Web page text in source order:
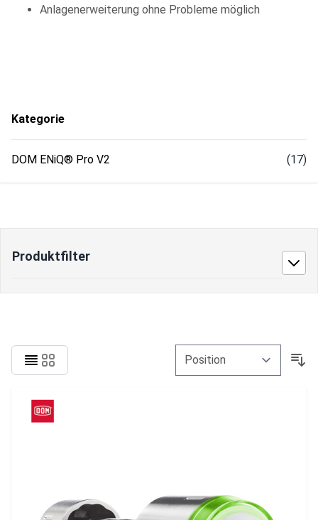
Anlagenerweiterung ohne Probleme möglich
Produktfilter
Kategorie
DOM ENiQ® Pro V2 (17)